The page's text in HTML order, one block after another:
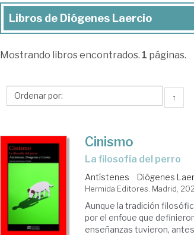
Libros
Diógenes
Libros de Diógenes Laercio
Mostrando libros encontrados. 1 páginas.
↑
Cinismo
La filosofía del perro
Antístenes Diógenes
Hermida Editores. Madrid,
Aunque la tradición
por el enfoue que
enseñanzas tuvieron,